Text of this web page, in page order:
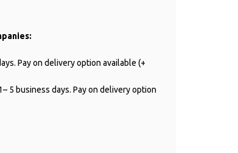
Pay on delivery option available (+
5 business days. Pay on delivery option